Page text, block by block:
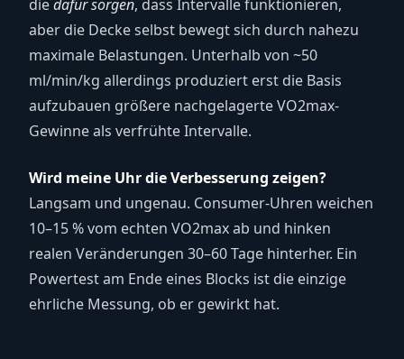
diedafür sorgen, dass Intervalle funktionieren,
aber die Decke selbst bewegt sich durch nahezu
maximale Belastungen. Unterhalb von ~50
ml/min/kg allerdings produziert erst die Basis
aufzubauen größere nachgelagerte VO2max-
Gewinne als verfrühte Intervalle.
Wird meine Uhr die Verbesserung zeigen?
Langsam und ungenau. Consumer-Uhren weichen
10–15 % vom echten VO2max ab und hinken
realen Veränderungen 30–60 Tage hinterher. Ein
Powertest am Ende eines Blocks ist die einzige
ehrliche Messung, ob er gewirkt hat.